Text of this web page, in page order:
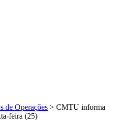
de Operações > CMTU informa
feira (25)